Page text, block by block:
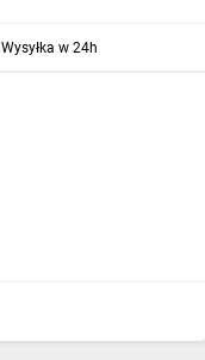
Wysyłka w 24h